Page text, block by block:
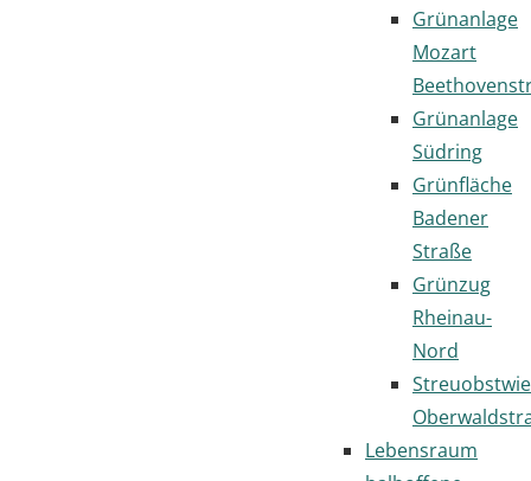
Grünanlage
Mozart
Grünanlage
Südring
Grünfläche
Badener
Straße
Grünzug
Rheinau-
Nord
Lebensraum